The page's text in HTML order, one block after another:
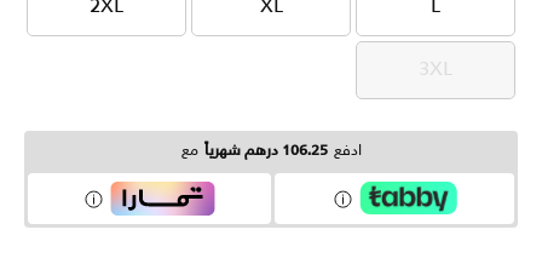
L
L
XL
XL
2XL
2XL
3XL
3XL
ادفع 106.25 درهم شهرياً مع